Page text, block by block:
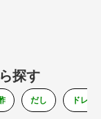
探す
だし ドレッ